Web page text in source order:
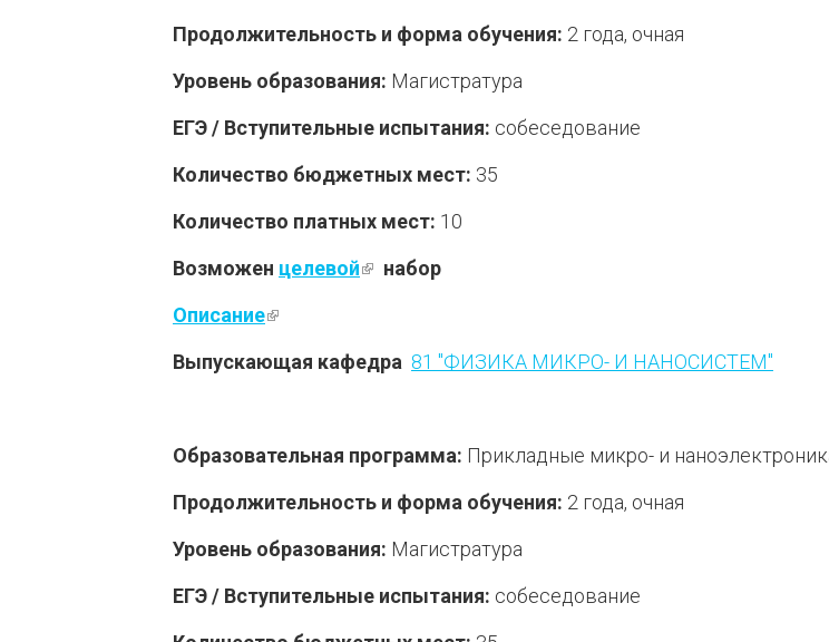
Продолжительность и форма обучения: 2 года, очная
Уровень образования: Магистратура
ЕГЭ / Вступительные испытания: собеседование
Количество бюджетных мест: 35
Количество платных мест: 10
Возможен целевой(внешняя ссылка)
набор
Описание(внешняя ссылка)
Выпускающая кафедра 81 "ФИЗИКА МИКРО- И НАНОСИСТЕМ"
Образовательная программа: Прикладные микро- и
Продолжительность и форма обучения: 2 года, очная
Уровень образования: Магистратура
ЕГЭ / Вступительные испытания: собеседование